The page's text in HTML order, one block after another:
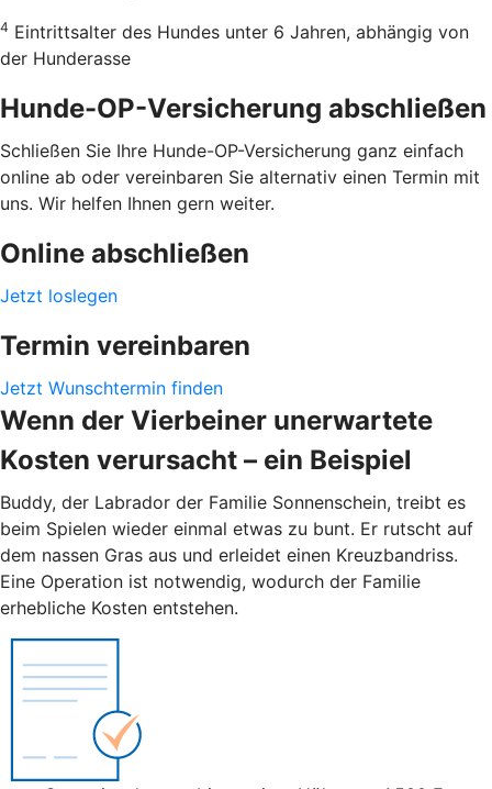
4 Eintrittsalter des Hundes unter 6 Jahren, abhängig von
der Hunderasse
Hunde-OP-Versicherung abschließen
Schließen Sie Ihre Hunde-OP-Versicherung ganz einfach
online ab oder vereinbaren Sie alternativ einen Termin mit
uns. Wir helfen Ihnen gern weiter.
Online abschließen
Jetzt loslegen
Termin vereinbaren
Jetzt Wunschtermin finden
Wenn der Vierbeiner unerwartete
Kosten verursacht – ein Beispiel
Buddy, der Labrador der Familie Sonnenschein, treibt es
beim Spielen wieder einmal etwas zu bunt. Er rutscht auf
dem nassen Gras aus und erleidet einen Kreuzbandriss.
Eine Operation ist notwendig, wodurch der Familie
erhebliche Kosten entstehen.